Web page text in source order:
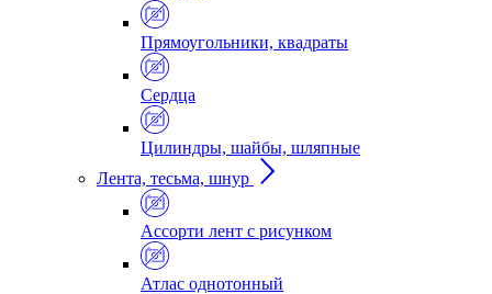
Прямоугольники, квадраты
Сердца
Цилиндры, шайбы, шляпные
Лента, тесьма, шнур
Ассорти лент с рисунком
Атлас однотонный